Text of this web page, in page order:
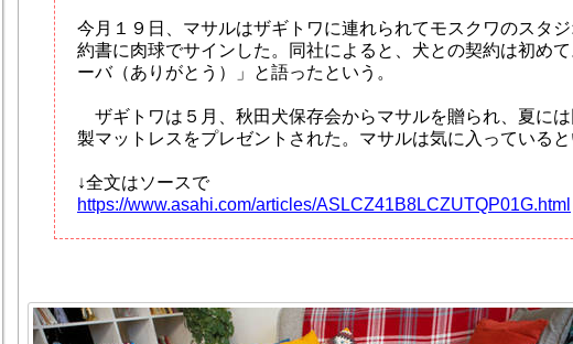
今月１９日、マサルはザギトワに連れられてモスクワのスタ
約書に肉球でサインした。同社によると、犬との契約は初め
ーバ（ありがとう）」と語ったという。
ザギトワは５月、秋田犬保存会からマサルを贈られ、夏に
製マットレスをプレゼントされた。マサルは気に入っている
↓全文はソースで
https://www.asahi.com/articles/ASLCZ41B8LCZUTQP01G.html